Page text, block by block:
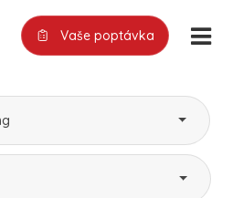
Vaše poptávka